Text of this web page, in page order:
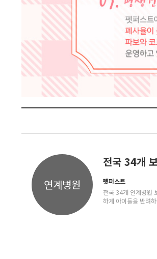
연계병원
전국 34개
펫퍼스트
전국 34개 연계병원
하게 아이들을 반려